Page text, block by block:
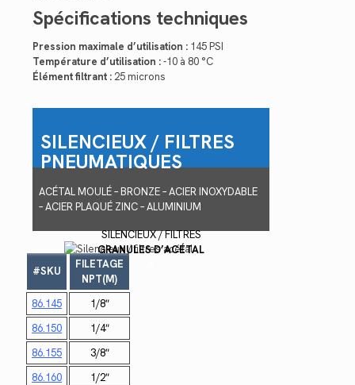
Spécifications techniques
Pression maximale d’utilisation : 145 PSI
Température d’utilisation :-10 à 80 °C
Élément filtrant :25 microns
SILENCIEUX / FILTRES
PNEUMATIQUES
ACÉTAL MOULÉ – BRONZE – ACIER INOXYDABLE
– ACIER PLAQUÉ ZINC – ALUMINIUM
SILENCIEUX / FILTRES
GRANULES D’ACÉTAL
#SKU
FILETAGE
NPT(M)
86.145
1/8″
86.150
1/4″
86.155
3/8″
86.160
1/2″